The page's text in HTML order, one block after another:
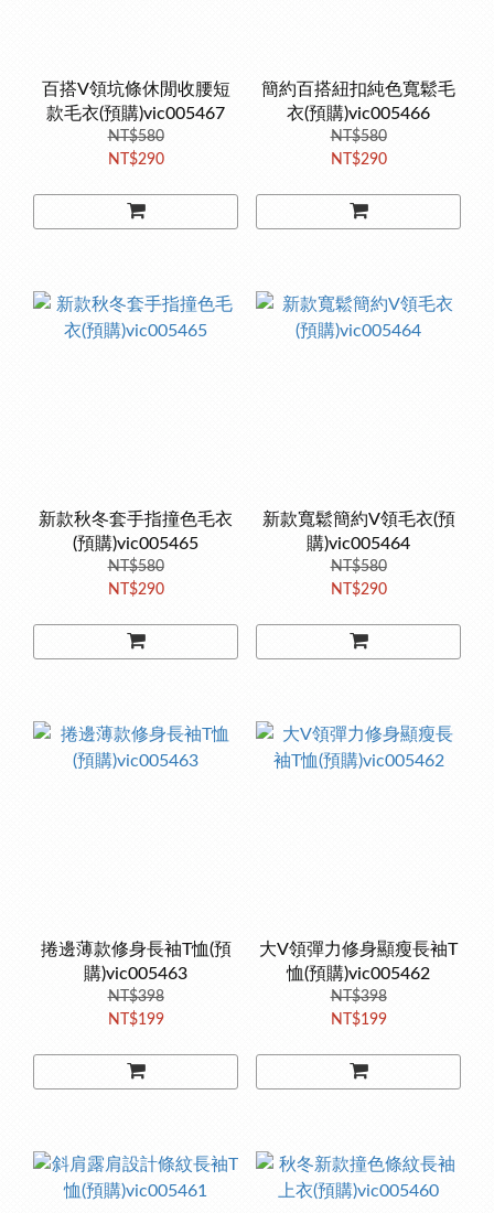
百搭V領坑條休閒收腰短
款毛衣(預購)vic005467
NT$580
NT$290
簡約百搭紐扣純色寬鬆毛
衣(預購)vic005466
NT$580
NT$290
新款秋冬套手指撞色毛衣
(預購)vic005465
NT$580
NT$290
新款寬鬆簡約V領毛衣(預
購)vic005464
NT$580
NT$290
捲邊薄款修身長袖T恤(預
購)vic005463
NT$398
NT$199
大V領彈力修身顯瘦長袖T
恤(預購)vic005462
NT$398
NT$199